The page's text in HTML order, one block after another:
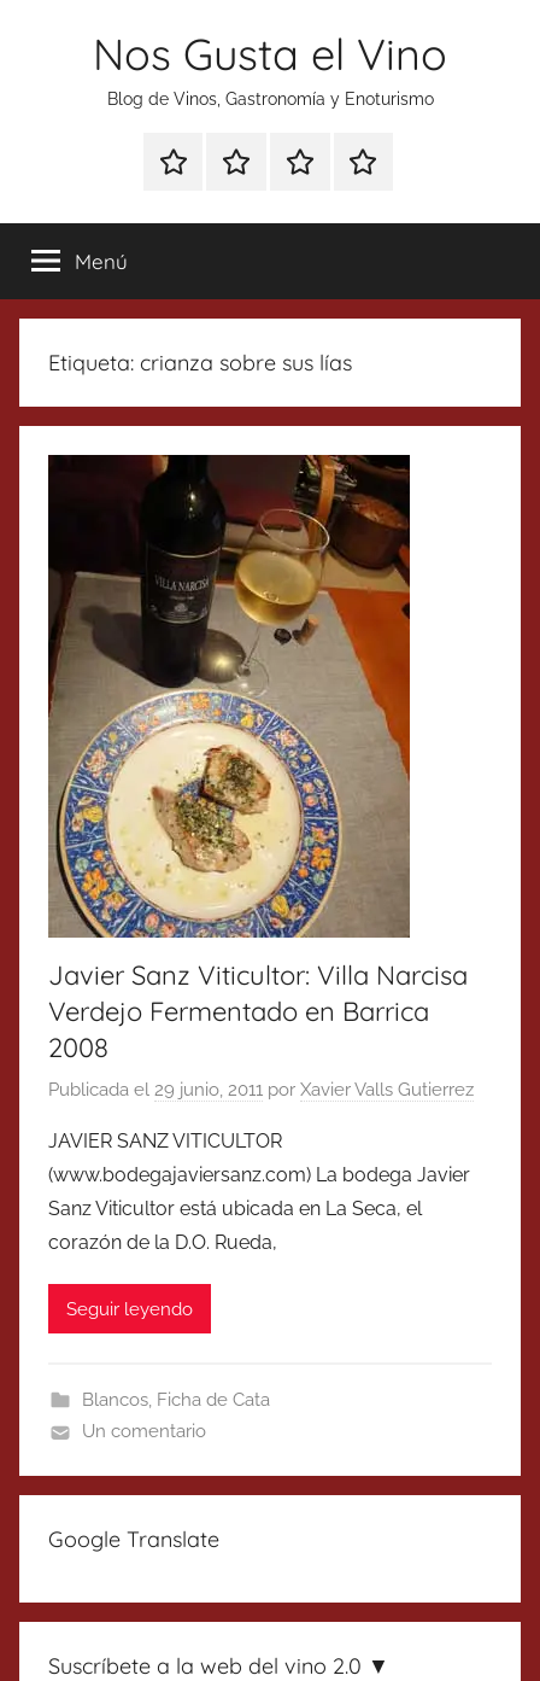
Nos Gusta el Vino
Blog de Vinos, Gastronomía y Enoturismo
Especial
Tonics
Enoturismo
Gastronomía
RankingContacto
Menú
Etiqueta: crianza sobre sus lías
Javier Sanz Viticultor: Villa Narcisa
Verdejo Fermentado en Barrica
2008
Publicada el 29 junio, 2011 por Xavier Valls Gutierrez
JAVIER SANZ VITICULTOR
(www.bodegajaviersanz.com) La bodega Javier
Sanz Viticultor está ubicada en La Seca, el
corazón de la D.O. Rueda,
Seguir leyendo
Blancos, Ficha de Cata
Un comentario
Google Translate
Suscríbete a la web del vino 2.0 ▼